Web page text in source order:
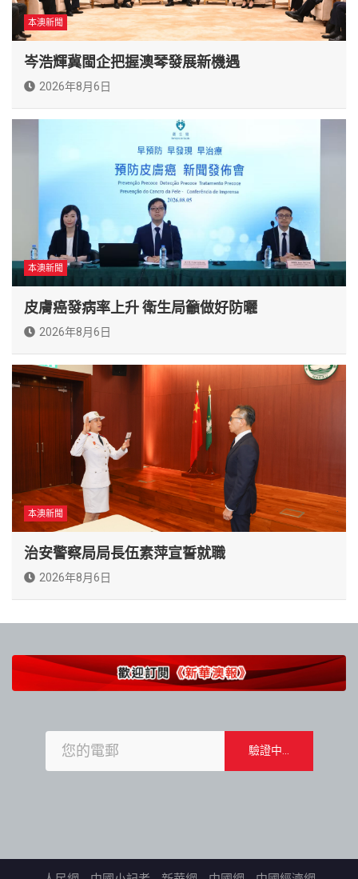
本澳新聞
岑浩輝冀閩企把握澳琴發展新機遇
2026年8月6日
本澳新聞
皮膚癌發病率上升 衛生局籲做好防曬
2026年8月6日
本澳新聞
治安警察局局長伍素萍宣誓就職
2026年8月6日